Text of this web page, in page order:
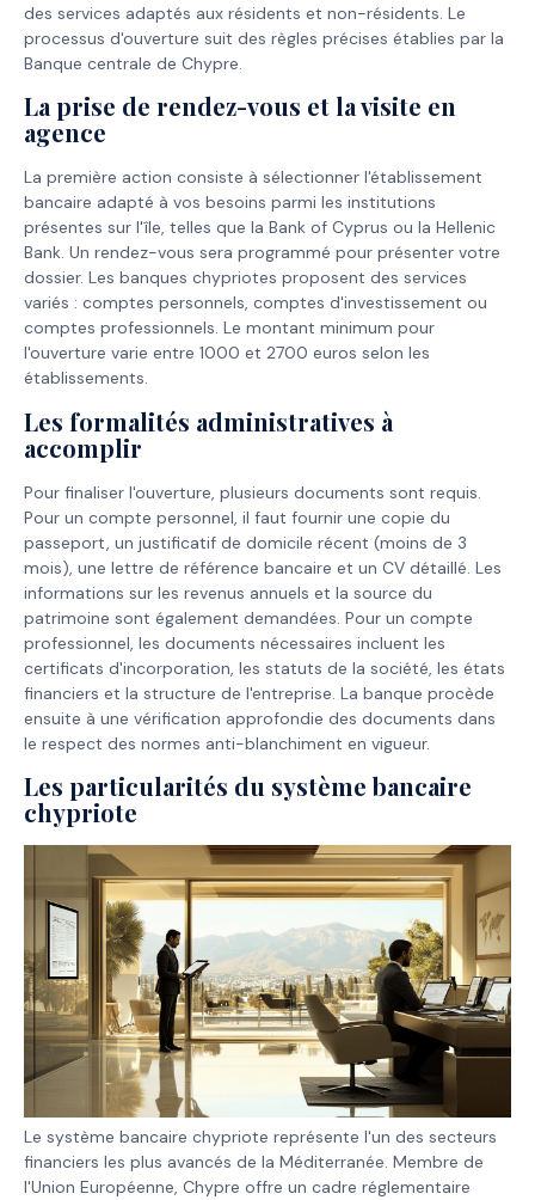
des services adaptés aux résidents et non-résidents. Le
processus d'ouverture suit des règles précises établies par la
Banque centrale de Chypre.
La prise de rendez-vous et la visite en
agence
La première action consiste à sélectionner l'établissement
bancaire adapté à vos besoins parmi les institutions
présentes sur l'île, telles que la Bank of Cyprus ou la Hellenic
Bank. Un rendez-vous sera programmé pour présenter votre
dossier. Les banques chypriotes proposent des services
variés : comptes personnels, comptes d'investissement ou
comptes professionnels. Le montant minimum pour
l'ouverture varie entre 1000 et 2700 euros selon les
établissements.
Les formalités administratives à
accomplir
Pour finaliser l'ouverture, plusieurs documents sont requis.
Pour un compte personnel, il faut fournir une copie du
passeport, un justificatif de domicile récent (moins de 3
mois), une lettre de référence bancaire et un CV détaillé. Les
informations sur les revenus annuels et la source du
patrimoine sont également demandées. Pour un compte
professionnel, les documents nécessaires incluent les
certificats d'incorporation, les statuts de la société, les états
financiers et la structure de l'entreprise. La banque procède
ensuite à une vérification approfondie des documents dans
le respect des normes anti-blanchiment en vigueur.
Les particularités du système bancaire
chypriote
Le système bancaire chypriote représente l'un des secteurs
financiers les plus avancés de la Méditerranée. Membre de
l'Union Européenne, Chypre offre un cadre réglementaire